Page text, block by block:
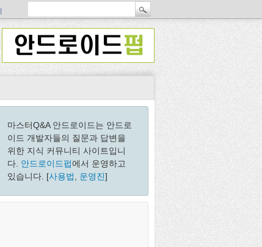
마스터Q&A 안드로이드는 안드로
이드 개발자들의 질문과 답변을
위한 지식 커뮤니티 사이트입니
다. 안드로이드펍에서 운영하고
있습니다. [사용법 운영진]